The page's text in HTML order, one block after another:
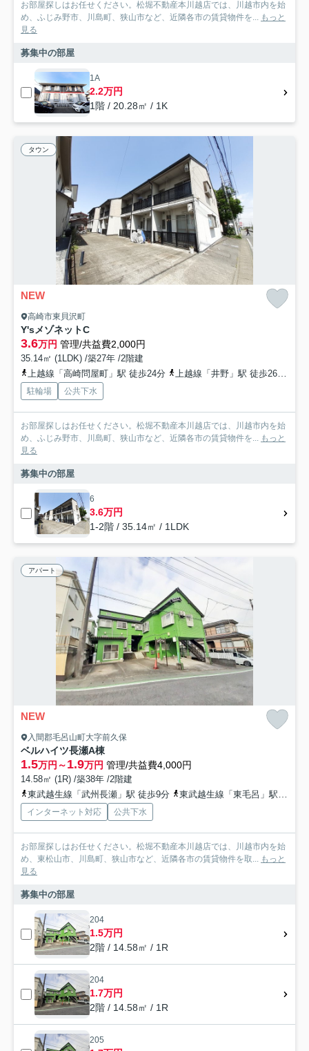
お部屋探しはお任せください。松堀不動産本川越店では、川越市内を始
め、ふじみ野市、川島町、狭山市など、近隣各市の賃貸物件を... もっと
見る
募集中の部屋
1A
2.2万円
1階 / 20.28㎡ / 1K
タウン
NEW
高崎市東貝沢町
Y'sメゾネットC
3.6万円 管理/共益費2,000円
35.14㎡ (1LDK) /築27年 /2階建
上越線「高崎問屋町」駅 徒歩24分
上越線「井野」駅 徒歩26分
駐輪場 公共下水
お部屋探しはお任せください。松堀不動産本川越店では、川越市内を始
め、ふじみ野市、川島町、狭山市など、近隣各市の賃貸物件を... もっと
見る
募集中の部屋
6
3.6万円
1-2階 / 35.14㎡ / 1LDK
アパート
NEW
入間郡毛呂山町大字前久保
ベルハイツ長瀬A棟
1.5万円～1.9万円 管理/共益費4,000円
14.58㎡ (1R) /築38年 /2階建
東武越生線「武州長瀬」駅 徒歩9分
東武越生線「東毛呂」駅 徒歩13分
インターネット対応 公共下水
お部屋探しはお任せください。松堀不動産本川越店では、川越市内を始
め、東松山市、川島町、狭山市など、近隣各市の賃貸物件を取... もっと
見る
募集中の部屋
204
1.5万円
2階 / 14.58㎡ / 1R
204
1.7万円
2階 / 14.58㎡ / 1R
205